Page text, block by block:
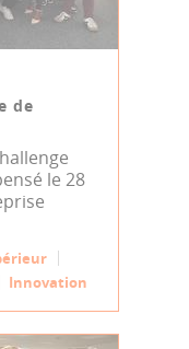
de
le 28
Innovation